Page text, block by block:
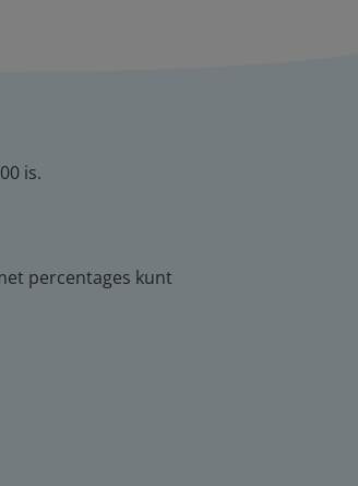
is.
percentages kunt